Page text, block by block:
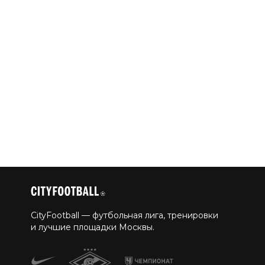
CityFootball — футбольная лига, тренировки
и лучшие площадки Москвы.